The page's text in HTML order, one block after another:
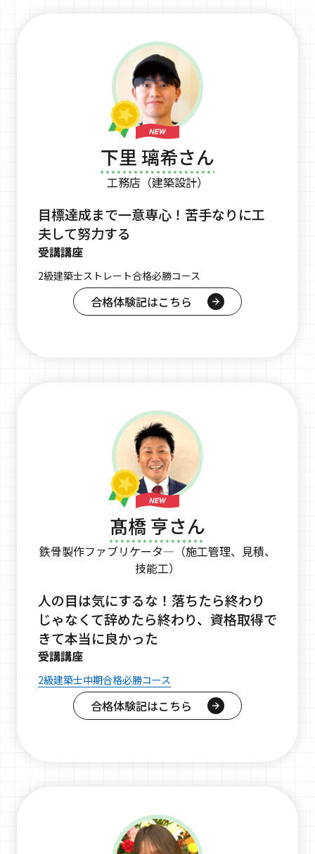
下里 璃希さん
工務店（建築設計）
目標達成まで一意専心！苦手なりに工
夫して努力する
受講講座
2級建築士ストレート合格必勝コース
合格体験記はこちら
髙橋 亨さん
鉄骨製作ファブリケータ―（施工管理、見積、
技能工）
人の目は気にするな！落ちたら終わり
じゃなくて辞めたら終わり、資格取得で
きて本当に良かった
受講講座
2級建築士中期合格必勝コース
合格体験記はこちら